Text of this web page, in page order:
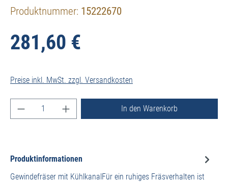
Produktnummer: 15222670
281,60 €
Preise inkl. MwSt. zzgl. Versandkosten
Produkt Anzahl: Gib den gewünschten Wert ein
In den Warenkorb
Produktinformationen
Gewindefräser mit KühlkanalFür ein ruhiges Fräsverhalten ist